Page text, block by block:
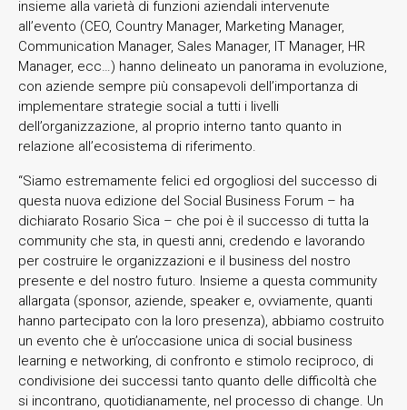
insieme alla varietà di funzioni aziendali intervenute
all’evento (CEO, Country Manager, Marketing Manager,
Communication Manager, Sales Manager, IT Manager, HR
Manager, ecc…) hanno delineato un panorama in evoluzione,
con aziende sempre più consapevoli dell’importanza di
implementare strategie social a tutti i livelli
dell’organizzazione, al proprio interno tanto quanto in
relazione all’ecosistema di riferimento.
“Siamo estremamente felici ed orgogliosi del successo di
questa nuova edizione del Social Business Forum – ha
dichiarato Rosario Sica – che poi è il successo di tutta la
community che sta, in questi anni, credendo e lavorando
per costruire le organizzazioni e il business del nostro
presente e del nostro futuro. Insieme a questa community
allargata (sponsor, aziende, speaker e, ovviamente, quanti
hanno partecipato con la loro presenza), abbiamo costruito
un evento che è un’occasione unica di social business
learning e networking, di confronto e stimolo reciproco, di
condivisione dei successi tanto quanto delle difficoltà che
si incontrano, quotidianamente, nel processo di change. Un